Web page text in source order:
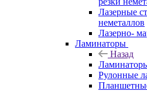
Лазерные
неметаллов
Лазерно-
Ламинаторы
Назад
Рулонные